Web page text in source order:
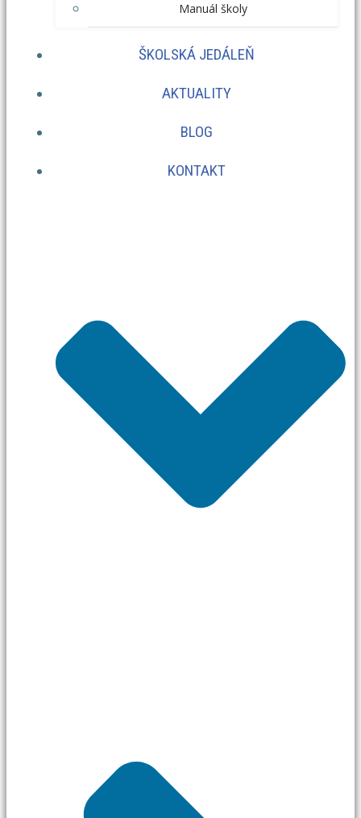
Manuál školy
ŠKOLSKÁ JEDÁLEŇ
AKTUALITY
BLOG
KONTAKT